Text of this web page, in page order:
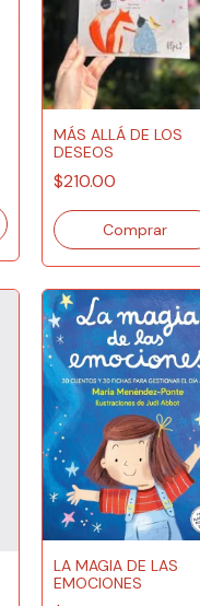
MÁS ALLÁ DE LOS
DESEOS
$210.00
LA MAGIA DE LAS
EMOCIONES